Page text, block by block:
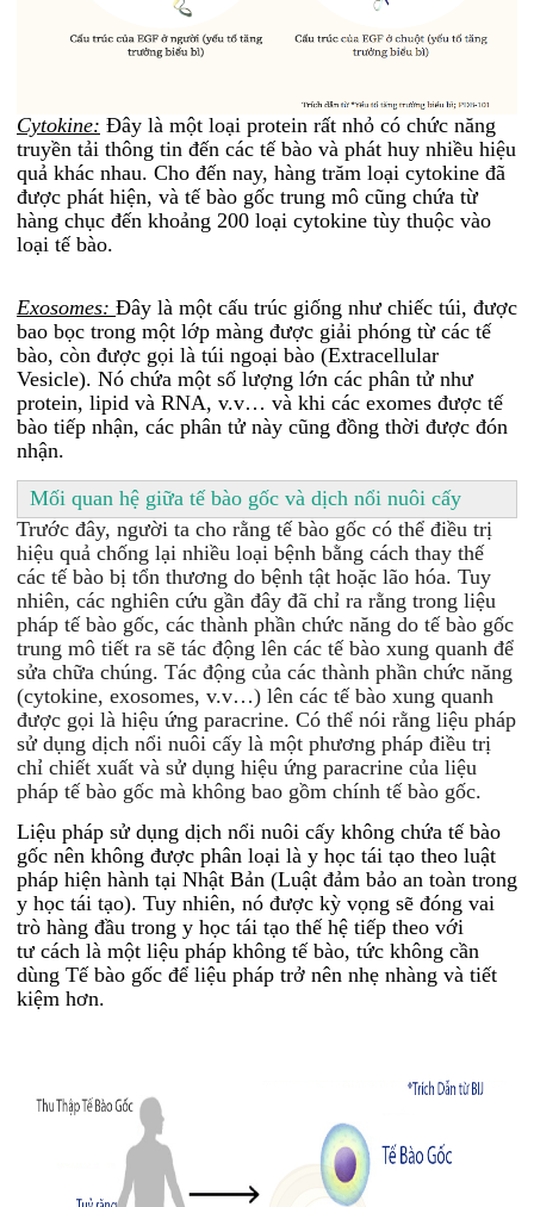
Cytokine: Đây là một loại protein rất nhỏ có chức năng
truyền tải thông tin đến các tế bào và phát huy nhiều hiệu
quả khác nhau. Cho đến nay, hàng trăm loại cytokine đã
được phát hiện, và tế bào gốc trung mô cũng chứa từ
hàng chục đến khoảng 200 loại cytokine tùy thuộc vào
loại tế bào.
Exosomes: Đây là một cấu trúc giống như chiếc túi, được
bao bọc trong một lớp màng được giải phóng từ các tế
bào, còn được gọi là túi ngoại bào (Extracellular
Vesicle). Nó chứa một số lượng lớn các phân tử như
protein, lipid và RNA, v.v… và khi các exomes được tế
bào tiếp nhận, các phân tử này cũng đồng thời được đón
nhận.
Mối quan hệ giữa tế bào gốc và dịch nổi nuôi cấy
Trước đây, người ta cho rằng tế bào gốc có thể điều trị
hiệu quả chống lại nhiều loại bệnh bằng cách thay thế
các tế bào bị tổn thương do bệnh tật hoặc lão hóa. Tuy
nhiên, các nghiên cứu gần đây đã chỉ ra rằng trong liệu
pháp tế bào gốc, các thành phần chức năng do tế bào gốc
trung mô tiết ra sẽ tác động lên các tế bào xung quanh để
sửa chữa chúng. Tác động của các thành phần chức năng
(cytokine, exosomes, v.v…) lên các tế bào xung quanh
được gọi là hiệu ứng paracrine. Có thể nói rằng liệu pháp
sử dụng dịch nổi nuôi cấy là một phương pháp điều trị
chỉ chiết xuất và sử dụng hiệu ứng paracrine của liệu
pháp tế bào gốc mà không bao gồm chính tế bào gốc.
Liệu pháp sử dụng dịch nổi nuôi cấy không chứa tế bào
gốc nên không được phân loại là y học tái tạo theo luật
pháp hiện hành tại Nhật Bản (Luật đảm bảo an toàn trong
y học tái tạo). Tuy nhiên, nó được kỳ vọng sẽ đóng vai
trò hàng đầu trong y học tái tạo thế hệ tiếp theo với
tư cách là một liệu pháp không tế bào, tức không cần
dùng Tế bào gốc để liệu pháp trở nên nhẹ nhàng và tiết
kiệm hơn.